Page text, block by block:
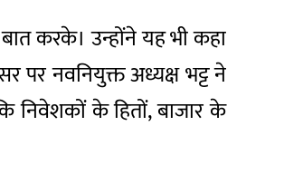
बात करके। उन्होंने यह भी कहा
पर नवनियुक्त अध्यक्ष भट्ट ने
निवेशकों के हितों, बाजार के